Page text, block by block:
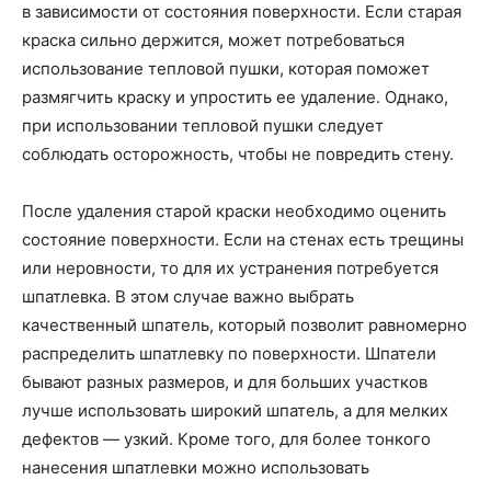
в зависимости от состояния поверхности. Если старая
краска сильно держится, может потребоваться
использование тепловой пушки, которая поможет
размягчить краску и упростить ее удаление. Однако,
при использовании тепловой пушки следует
соблюдать осторожность, чтобы не повредить стену.
После удаления старой краски необходимо оценить
состояние поверхности. Если на стенах есть трещины
или неровности, то для их устранения потребуется
шпатлевка. В этом случае важно выбрать
качественный шпатель, который позволит равномерно
распределить шпатлевку по поверхности. Шпатели
бывают разных размеров, и для больших участков
лучше использовать широкий шпатель, а для мелких
дефектов — узкий. Кроме того, для более тонкого
нанесения шпатлевки можно использовать